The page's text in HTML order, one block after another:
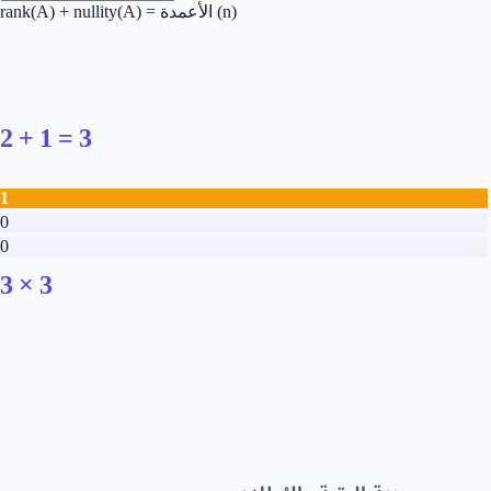
rank(A) + nullity(A) = الأعمدة (n)
2 + 1 = 3
1
0
0
3× 3